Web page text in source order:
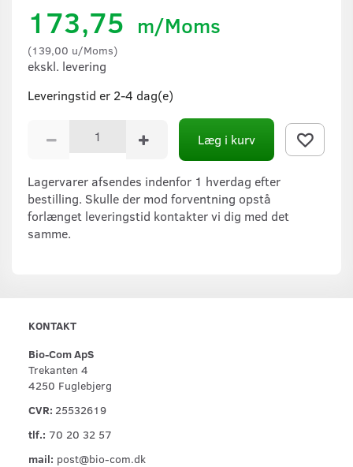
173,75 m/Moms
(139,00 u/Moms)
ekskl. levering
Leveringstid er 2-4 dag(e)
Læg i kurv
Lagervarer afsendes indenfor 1 hverdag efter
bestilling. Skulle der mod forventning opstå
forlænget leveringstid kontakter vi dig med det
samme.
KONTAKT
Bio-Com ApS
Trekanten 4
4250 Fuglebjerg
CVR: 25532619
tlf.: 70 20 32 57
mail: post@bio-com.dk